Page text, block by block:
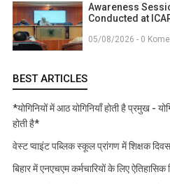
Awareness
Conducted at
05/08/2026 - 0
BEST ARTICLES
*योगिनियों में आठ योगिनियाँ होती है प्रमुख -
होती है*
वेस्ट प्वाइंट पब्लिक स्कूल प्रांगण में शिक्षक
बिहार में एनएचएम कर्मचारियों के लिए ऐतिहासिक